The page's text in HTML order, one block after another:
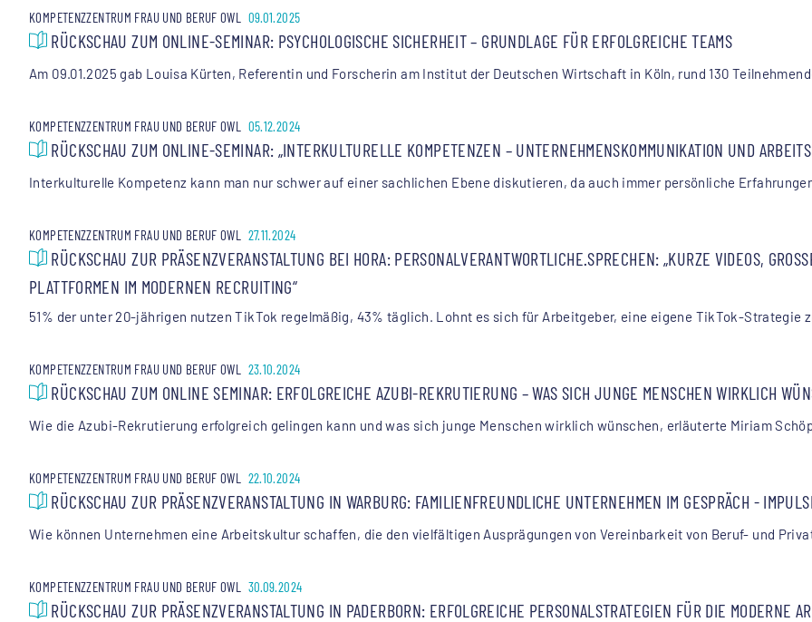
KOMPETENZZENTRUM FRAU UND BERUF OWL 09.01.2025
RÜCKSCHAU ZUM ONLINE-SEMINAR: PSYCHOLOGISCHE SICHERHEIT – GRUNDLAGE FÜR ERFOLGREICHE TEAMS
Am 09.01.2025 gab Louisa Kürten, Referentin und Forscherin am Institut der Deutschen Wirtschaft in Köln, rund 130
KOMPETENZZENTRUM FRAU UND BERUF OWL 05.12.2024
RÜCKSCHAU ZUM ONLINE-SEMINAR: „INTERKULTURELLE KOMPETENZEN – UNTERNEHMENSKOMMUNIKATION UND
Interkulturelle Kompetenz kann man nur schwer auf einer sachlichen Ebene diskutieren, da auch immer persönliche
KOMPETENZZENTRUM FRAU UND BERUF OWL 27.11.2024
RÜCKSCHAU ZUR PRÄSENZVERANSTALTUNG BEI HORA: PERSONALVERANTWORTLICHE.SPRECHEN: „KURZE VIDEOS,
LATTFORMEN IM MODERNEN RECRUITING“
51% der unter 20-jährigen nutzen TikTok regelmäßig, 43% täglich. Lohnt es sich für Arbeitgeber, eine eigene TikTok-Strategie
KOMPETENZZENTRUM FRAU UND BERUF OWL 23.10.2024
RÜCKSCHAU ZUM ONLINE SEMINAR: ERFOLGREICHE AZUBI-REKRUTIERUNG – WAS SICH JUNGE MENSCHEN WIRKLICH
Wie die Azubi-Rekrutierung erfolgreich gelingen kann und was sich junge Menschen wirklich wünschen, erläuterte Miriam
KOMPETENZZENTRUM FRAU UND BERUF OWL 22.10.2024
RÜCKSCHAU ZUR PRÄSENZVERANSTALTUNG IN WARBURG: FAMILIENFREUNDLICHE UNTERNEHMEN IM GESPRÄCH -
Wie können Unternehmen eine Arbeitskultur schaffen, die den vielfältigen Ausprägungen von Vereinbarkeit von Beruf- und
KOMPETENZZENTRUM FRAU UND BERUF OWL 30.09.2024
RÜCKSCHAU ZUR PRÄSENZVERANSTALTUNG IN PADERBORN: ERFOLGREICHE PERSONALSTRATEGIEN FÜR DIE MODERNE